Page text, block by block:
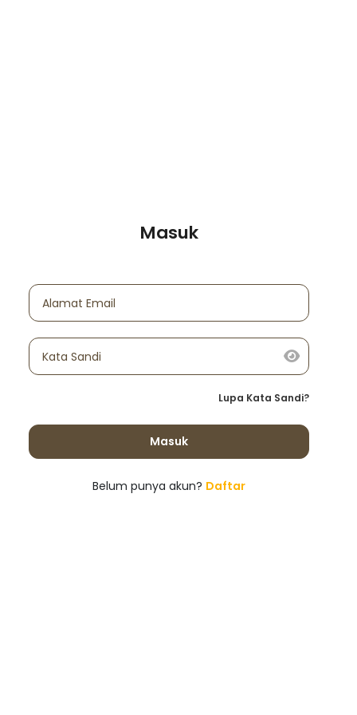
Masuk
Alamat Email
Kata Sandi
Lupa Kata Sandi?
Masuk
Belum punya akun? Daftar